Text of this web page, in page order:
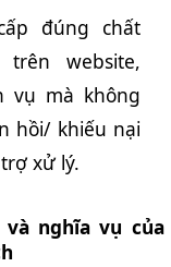
đúng chất
website,
vụ mà không
hồi/ khiếu nại
xử lý.
nghĩa vụ của